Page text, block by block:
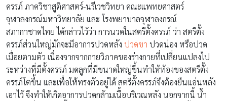
ครรภ์ ภาควิชาสูติศาสตร์-นรีเวชวิทยา คณะแพทยศาสตร์
จุฬาลงกรณ์มหาวิทยาลัย และ โรงพยาบาลจุฬาลงกรณ์
สภากาชาดไทย ได้กล่าวไว้ว่า การนวดในสตรีตั้งครรภ์ ว่า สตรีตั้ง
ครรภ์ส่วนใหญ่มักจะมีอาการปวดหลัง ปวดขา ปวดน่อง หรือปวด
เมื่อยตามตัว เนื่องจากจากกายวิภาคของร่างกายที่เปลี่ยนแปลงไป
ระหว่างที่มีตั้งครรภ์ มดลูกที่มีขนาดใหญ่ขึ้นทำให้ท้องของสตรีตั้ง
ครรภ์โตขึ้น และเพื่อให้ทรงตัวอยู่ได้ สตรีตั้งครรภ์จึงต้องยืนแอ่นหลัง
เอาไว้ จึงทำให้เกิดอาการปวดกล้ามเนื้อบริเวณหลัง นอกจากนี้ น้ำ